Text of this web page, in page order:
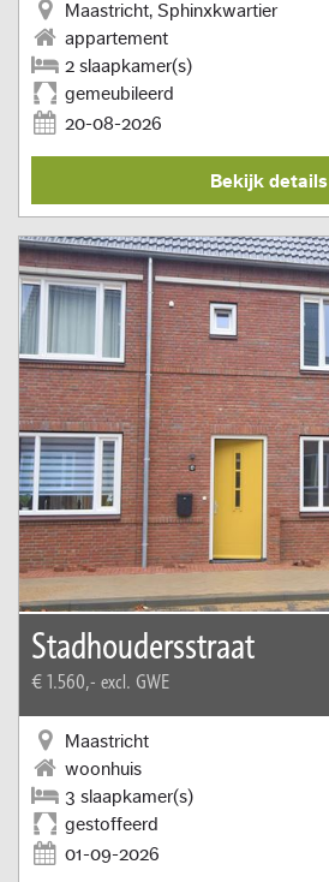
Maastricht, Sphinxkwartier
appartement
2 slaapkamer(s)
gemeubileerd
20-08-2026
Bekijk details
Stadhoudersstraat
€ 1.560,- excl. GWE
Maastricht
woonhuis
3 slaapkamer(s)
gestoffeerd
01-09-2026